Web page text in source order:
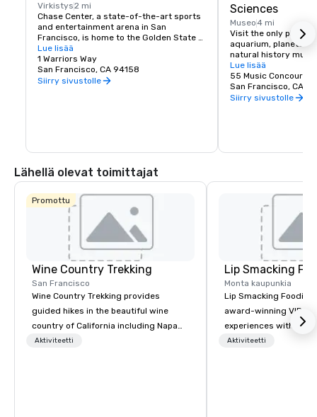
Virkistys2 mi
Chase Center, a state-of-the-art sports
and entertainment arena in San
Francisco, is home to the Golden State
Warriors and nearly 200 events per year.
Lue lisää
1 Warriors Way
San Francisco, CA 94158
Siirry sivustolle
Sciences
Museo4 mi
Visit the only place
aquarium,
natural history
living roof.
Lue lisää
55 Music Concourse
San Francisco, CA
Siirry sivustolle
Lähellä olevat toimittajat
Promottu
Wine Country Trekking
San Francisco
Wine Country Trekking provides
guided hikes in the beautiful wine
country of California including Napa
and Sonoma Valleys. These
Aktiviteetti
Lip Smacking
Monta kaupunkia
Lip Smacking Foodie
award-winning VIP
experiences with
restaurants
Aktiviteetti